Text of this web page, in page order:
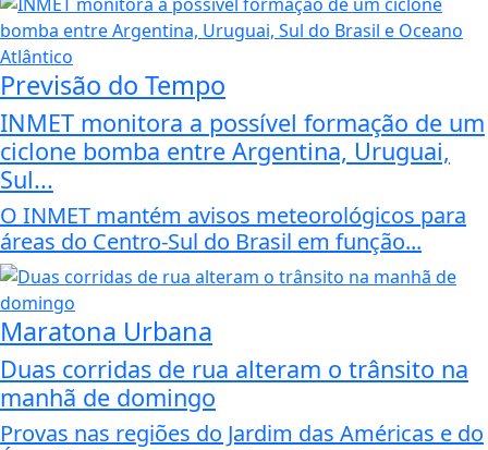
Previsão do Tempo
INMET monitora a possível formação de um
ciclone bomba entre Argentina, Uruguai,
Sul...
O INMET mantém avisos meteorológicos para
áreas do Centro-Sul do Brasil em função...
Maratona Urbana
Duas corridas de rua alteram o trânsito na
manhã de domingo
Provas nas regiões do Jardim das Américas e do